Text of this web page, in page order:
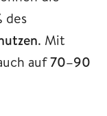
des
. Mit
auf70–90